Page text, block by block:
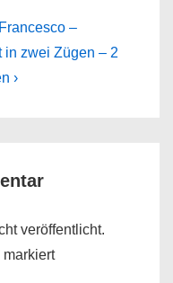
–
in zwei Zügen – 2
›
veröffentlicht.
markiert